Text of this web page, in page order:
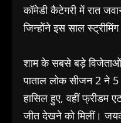
कॉमेडी कैटेगरी में रात
जिन्होंने इस साल
शाम के सबसे बड़े
पाताल लोक सीजन 2 ने 5
हासिल हुए, वहीं फ्रीडम
जीत देखने को मिलीं।